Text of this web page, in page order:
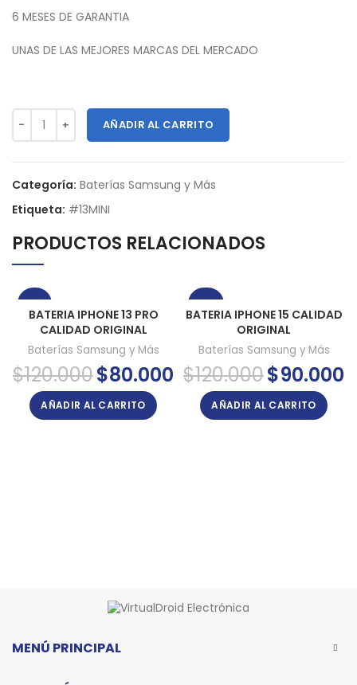
6 MESES DE GARANTIA
UNAS DE LAS MEJORES MARCAS DEL MERCADO
AÑADIR AL CARRITO
Categoría: Baterías Samsung y Más
Etiqueta: #13MINI
PRODUCTOS RELACIONADOS
-33%
BATERIA IPHONE 13 PRO
CALIDAD ORIGINAL
Baterías Samsung y Más
$120.000 El
precio
original
era:
$80.000 precio
actual
AÑADIR AL CARRITO
-25%
BATERIA IPHONE 15 CALIDAD
ORIGINAL
Baterías Samsung y Más
$120.000 El
precio
original
era:
$90.000
AÑADIR AL CARRITO
MENÚ PRINCIPAL